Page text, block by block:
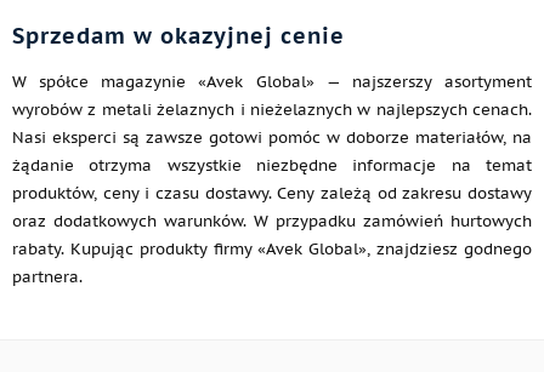
Sprzedam w okazyjnej cenie
W spółce magazynie «Avek Global» — najszerszy asortyment
wyrobów z metali żelaznych i nieżelaznych w najlepszych cenach.
Nasi eksperci są zawsze gotowi pomóc w doborze materiałów, na
żądanie otrzyma wszystkie niezbędne informacje na temat
produktów, ceny i czasu dostawy. Ceny zależą od zakresu dostawy
oraz dodatkowych warunków. W przypadku zamówień hurtowych
rabaty. Kupując produkty firmy «Avek Global», znajdziesz godnego
partnera.